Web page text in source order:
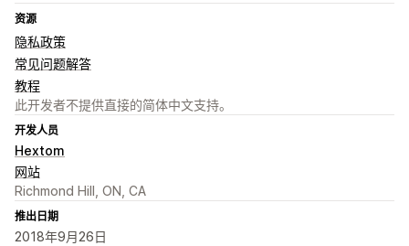
资源
隐私政策
常见问题解答
教程
此开发者不提供直接的简体中文支持。
开发人员
Hextom
网站
Richmond Hill, ON, CA
推出日期
2018年9月26日